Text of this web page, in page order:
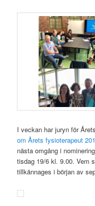
I veckan har juryn för
om Årets fysioterapeut
nästa omgång i
tisdag 19/6 kl. 9.00. Vem
tillkännages i början av